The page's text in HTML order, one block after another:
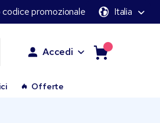
codice promozionale Italia
Accedi
Offerte